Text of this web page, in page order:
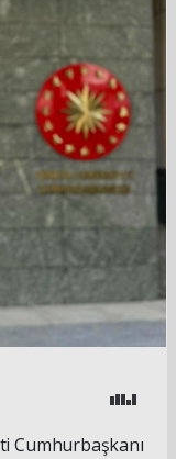
Cumhurbaşkanı